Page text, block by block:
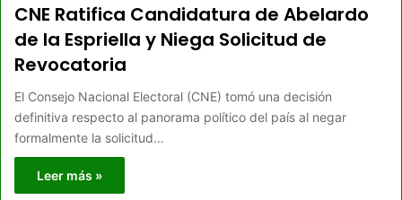
CNE Ratifica Candidatura de Abelardo
de la Espriella y Niega Solicitud de
Revocatoria
El Consejo Nacional Electoral (CNE) tomó una decisión
definitiva respecto al panorama político del país al negar
formalmente la solicitud…
Leer más »